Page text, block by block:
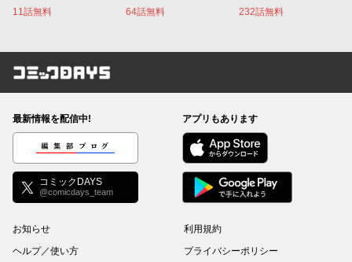
11話無料 64話無料 232話無料
コミックDAYS
最新情報を配信中!
編集部ブログ
コミックDAYS
@comicdays_team
アプリもあります
お知らせ
ヘルプ／使い方
利用規約
プライバシーポリシー